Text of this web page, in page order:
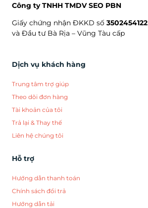
Công ty TNHH TMDV SEO PBN
Giấy chứng nhận ĐKKD số 3502454122
và Đầu tư Bà Rịa – Vũng Tàu cấp
Dịch vụ khách hàng
Trung tâm trợ giúp
Theo dõi đơn hàng
Tài khoản của tôi
Trả lại & Thay thế
Liên hệ chúng tôi
Hỗ trợ
Hướng dẫn thanh toán
Chính sách đổi trả
Hướng dẫn tải